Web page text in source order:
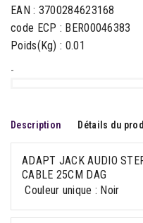
EAN : 3700284623168
code ECP : BER00046383
Poids(Kg) : 0.01
-
Description Détails du
ADAPT JACK AUDIO
CABLE 25CM DAG
Couleur unique : Noir